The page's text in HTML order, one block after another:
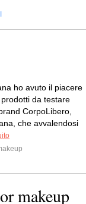
ho avuto il piacere
da testare
CorpoLibero,
che avvalendosi
makeup